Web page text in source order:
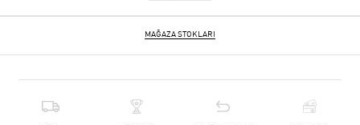
MAĞAZA STOKLARI